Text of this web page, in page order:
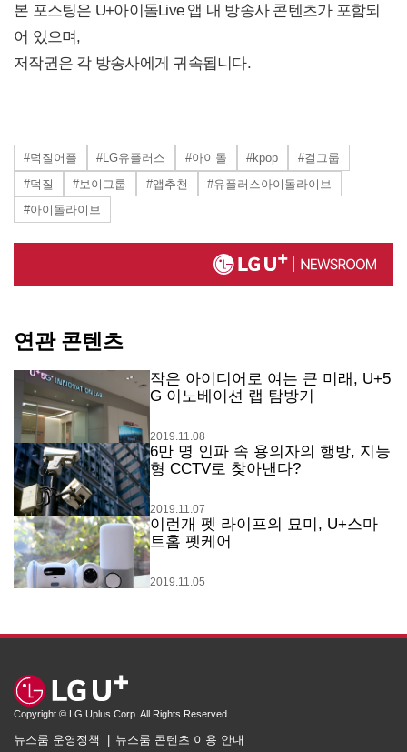
본 포스팅은 U+아이돌Live 앱 내 방송사 콘텐츠가 포함되
어 있으며,
저작권은 각 방송사에게 귀속됩니다.
#덕질어플 #LG유플러스 #아이돌 #kpop
#걸그룹
#덕질
#보이그룹 #앱추천
#유플러스아이돌라이브
#아이돌라이브
연관 콘텐츠
작은 아이디어로 여는 큰 미래, U+5
G 이노베이션 랩 탐방기
2019.11.08
6만 명 인파 속 용의자의 행방, 지능
형 CCTV로 찾아낸다?
2019.11.07
이런개 펫 라이프의 묘미, U+스마
트홈 펫케어
2019.11.05
Copyright © LG Uplus Corp. All Rights Reserved.
뉴스룸 운영정책 뉴스룸 콘텐츠 이용 안내